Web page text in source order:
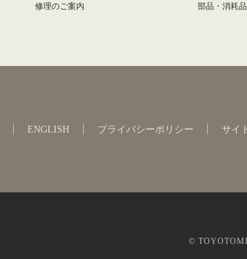
修理のご案内 部品・消耗
ENGLISH プライバシーポリシー サイ
©